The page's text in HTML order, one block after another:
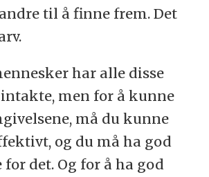
til å finne frem. Det
har alle disse
men for å kunne
må du kunne
og du må ha god
det. Og for å ha god